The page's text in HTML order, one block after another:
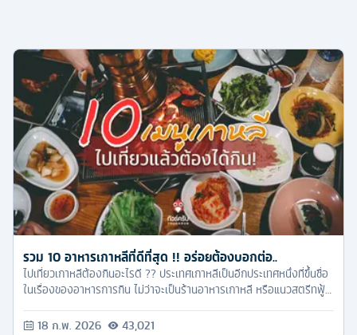
รวม 10 อาหารเกาหลีที่ดีที่สุด !! อร่อยต้องบอกต่อ..
ไปเที่ยวเกาหลีต้องกินอะไรดี ?? ประเทศเกาหลีเป็นอีกประเทศหนึ่งที่ขึ้นชื่อ
ในเรื่องของอาหารการกิน ไม่ว่าจะเป็นร้านอาหารเกาหลี หรือแนวสตรีทฟู้ด
18 ก.พ. 2026 43,021